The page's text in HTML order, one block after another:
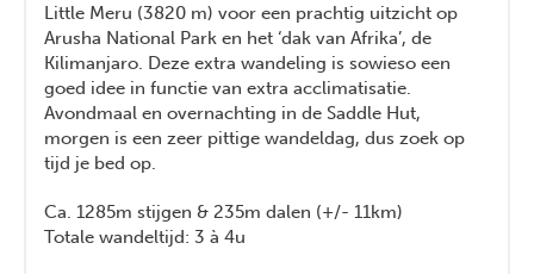
Little Meru (3820 m) voor een prachtig uitzicht op
Arusha National Park en het ‘dak van Afrika’, de
Kilimanjaro. Deze extra wandeling is sowieso een
goed idee in functie van extra acclimatisatie.
Avondmaal en overnachting in de Saddle Hut,
morgen is een zeer pittige wandeldag, dus zoek op
tijd je bed op.
Ca. 1285m stijgen & 235m dalen (+/- 11km)
Totale wandeltijd: 3 à 4u